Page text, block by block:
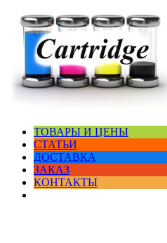
ТОВАРЫ И ЦЕНЫ
СТАТЬИ
ДОСТАВКА
ЗАКАЗ
КОНТАКТЫ